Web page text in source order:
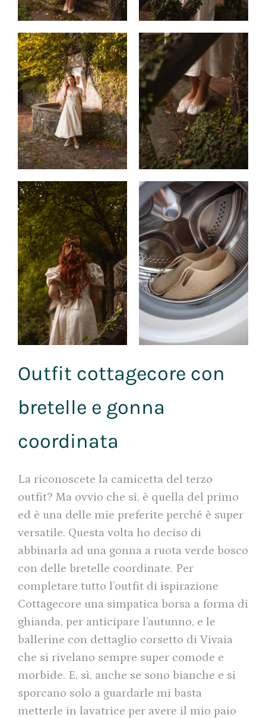
Outfit cottagecore con
bretelle e gonna
coordinata
La riconoscete la camicetta del terzo
outfit? Ma ovvio che sì, è quella del primo
ed è una delle mie preferite perché è super
versatile. Questa volta ho deciso di
abbinarla ad una gonna a ruota verde bosco
con delle bretelle coordinate. Per
completare tutto l’outfit di ispirazione
Cottagecore una simpatica borsa a forma di
ghianda, per anticipare l’autunno, e le
ballerine con dettaglio corsetto di Vivaia
che si rivelano sempre super comode e
morbide. E, sì, anche se sono bianche e si
sporcano solo a guardarle mi basta
metterle in lavatrice per avere il mio paio